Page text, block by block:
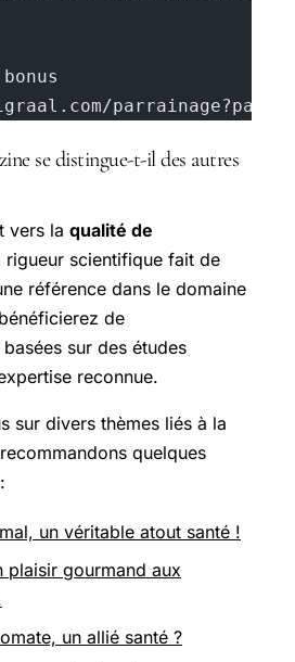
se distingue-t-il des autres
vers la qualité de
rigueur scientifique fait de
référence dans le domaine
de
sur des études
reconnue.
sur divers thèmes liés à la
quelques
un véritable atout santé !
plaisir gourmand aux
un allié santé ?